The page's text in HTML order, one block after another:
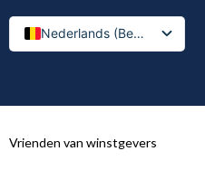
Nederlands (België)
Vrienden van winstgevers